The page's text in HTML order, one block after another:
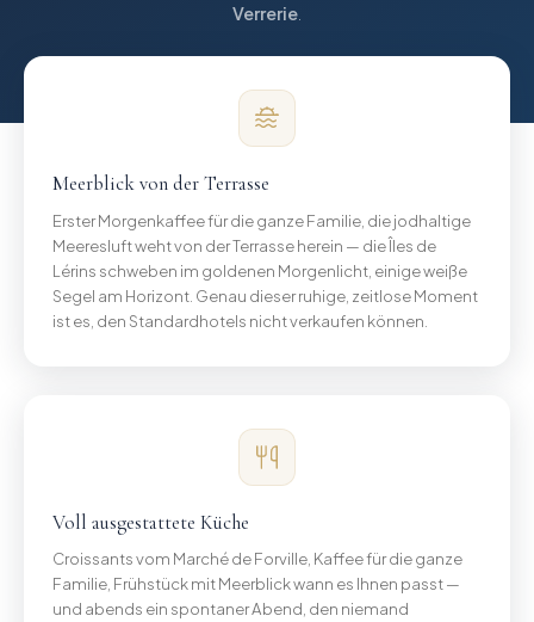
Verrerie
Meerblick von der Terrasse
Erster Morgenkaffee für die ganze Familie, die jodhaltige
Meeresluft weht von der Terrasse herein — die Îles de
Lérins schweben im goldenen Morgenlicht, einige weiße
Segel am Horizont. Genau dieser ruhige, zeitlose Moment
ist es, den Standardhotels nicht verkaufen können.
Voll ausgestattete Küche
Croissants vom Marché de Forville, Kaffee für die ganze
Familie, Frühstück mit Meerblick wann es Ihnen passt —
und abends ein spontaner Abend, den niemand